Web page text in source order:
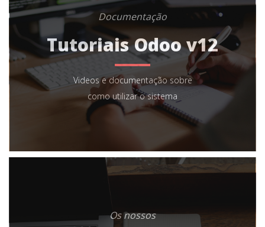
Documentação
Tutoriais Odoo v12
Videos e documentação sobre
como utilizar o sistema
Os nossos